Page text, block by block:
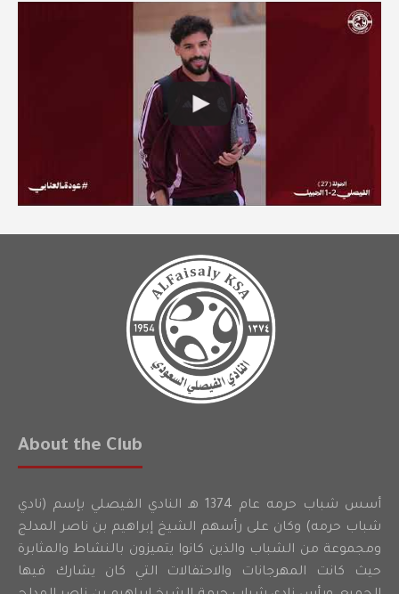
About the Club
أسس شباب حرمه عام 1374 هـ النادي الفيصلي بإسم (نادي
شباب حرمه) وكان على رأسهم الشيخ إبراهيم بن ناصر المدلج
ومجموعة من الشباب والذين كانوا يتميزون بالنشاط والمثابرة
حيث كانت المهرجانات والاحتفالات التي كان يشارك فيها